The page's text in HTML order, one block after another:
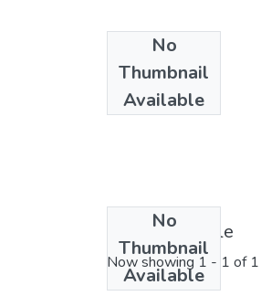
No
Thumbnail
Available
No
Thumbnail
Available
License bundle
Now showing 1 - 1 of 1